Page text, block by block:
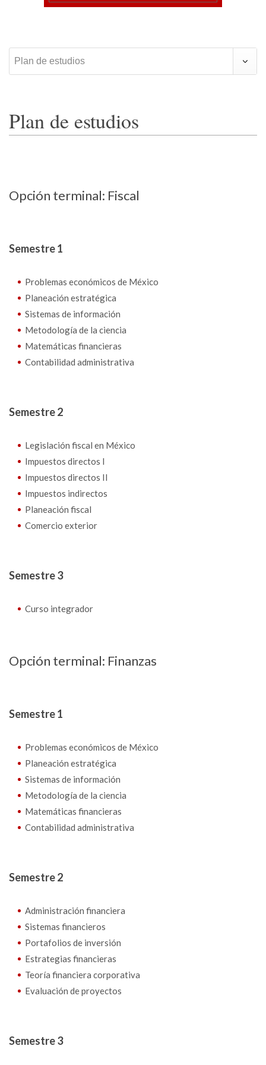
Plan de estudios
Plan de estudios
Opción terminal: Fiscal
Semestre 1
Problemas económicos de México
Planeación estratégica
Sistemas de información
Metodología de la ciencia
Matemáticas financieras
Contabilidad administrativa
Semestre 2
Legislación fiscal en México
Impuestos directos I
Impuestos directos II
Impuestos indirectos
Planeación fiscal
Comercio exterior
Semestre 3
Curso integrador
Opción terminal: Finanzas
Semestre 1
Problemas económicos de México
Planeación estratégica
Sistemas de información
Metodología de la ciencia
Matemáticas financieras
Contabilidad administrativa
Semestre 2
Administración financiera
Sistemas financieros
Portafolios de inversión
Estrategias financieras
Teoría financiera corporativa
Evaluación de proyectos
Semestre 3